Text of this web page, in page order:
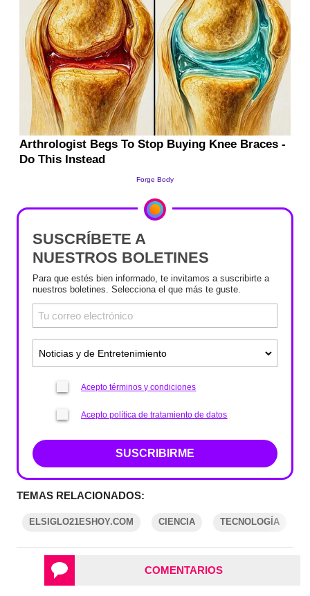
SUSCRÍBETE A
NUESTROS BOLETINES
Para que estés bien informado, te invitamos a suscribirte a
nuestros boletines. Selecciona el que más te guste.
Acepto términos y condiciones
Acepto política de tratamiento de datos
SUSCRIBIRME
TEMAS RELACIONADOS:
ELSIGLO21ESHOY.COM CIENCIA TECNOLOGÍA
COMENTARIOS